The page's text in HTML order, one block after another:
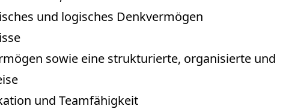
und logisches Denkvermögen
sowie eine strukturierte, organisierte und
und Teamfähigkeit